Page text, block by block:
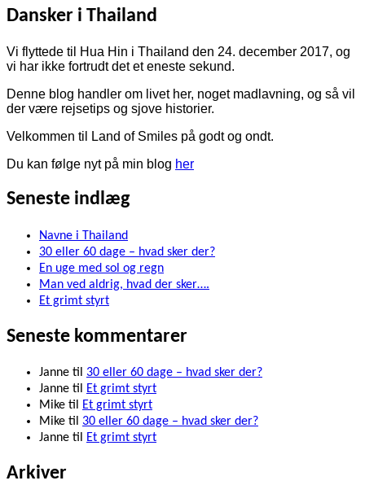
Dansker i Thailand
Vi flyttede til Hua Hin i Thailand den 24. december 2017, og
vi har ikke fortrudt det et eneste sekund.
Denne blog handler om livet her, noget madlavning, og så vil
der være rejsetips og sjove historier.
Velkommen til Land of Smiles på godt og ondt.
Du kan følge nyt på min blog her
Seneste indlæg
Navne i Thailand
30 eller 60 dage – hvad sker der?
En uge med sol og regn
Man ved aldrig, hvad der sker….
Et grimt styrt
Seneste kommentarer
Janne til 30 eller 60 dage – hvad sker der?
Janne til Et grimt styrt
Mike til Et grimt styrt
Mike til 30 eller 60 dage – hvad sker der?
Janne til Et grimt styrt
Arkiver